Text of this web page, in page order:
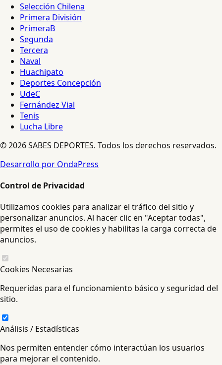
Selección Chilena
Primera División
PrimeraB
Segunda
Tercera
Naval
Huachipato
Deportes Concepción
UdeC
Fernández Vial
Tenis
Lucha Libre
© 2026 SABES DEPORTES. Todos los derechos reservados.
Desarrollo por OndaPress
Control de Privacidad
Utilizamos cookies para analizar el tráfico del sitio y
personalizar anuncios. Al hacer clic en "Aceptar todas",
permites el uso de cookies y habilitas la carga correcta de
anuncios.
Cookies Necesarias
Requeridas para el funcionamiento básico y seguridad del
sitio.
Análisis / Estadísticas
Nos permiten entender cómo interactúan los usuarios
para mejorar el contenido.